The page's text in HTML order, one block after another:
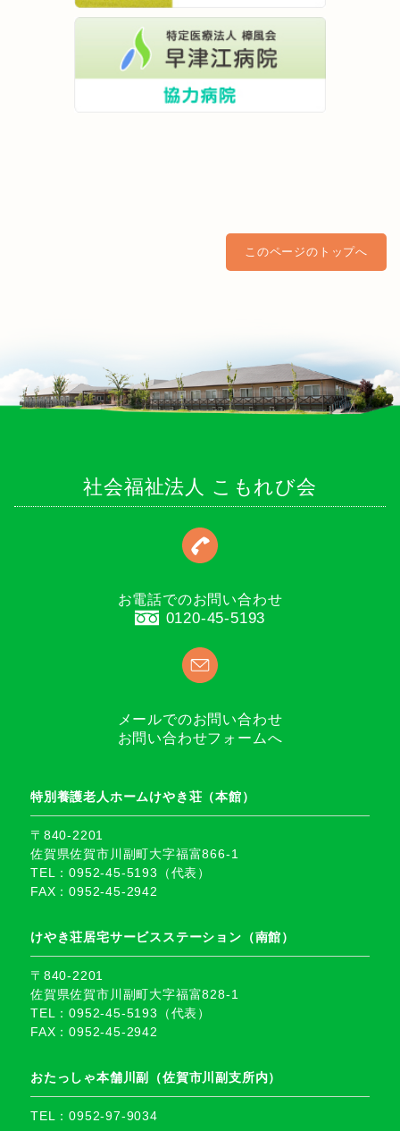
このページのトップへ
社会福祉法人 こもれび会
お電話でのお問い合わせ
0120-45-5193
メールでのお問い合わせ
お問い合わせフォームへ
特別養護老人ホームけやき荘（本館）
〒840-2201
佐賀県佐賀市川副町大字福富866-1
TEL：0952-45-5193（代表）
FAX：0952-45-2942
けやき荘居宅サービスステーション（南館）
〒840-2201
佐賀県佐賀市川副町大字福富828-1
TEL：0952-45-5193（代表）
FAX：0952-45-2942
おたっしゃ本舗川副（佐賀市川副支所内）
TEL：0952-97-9034